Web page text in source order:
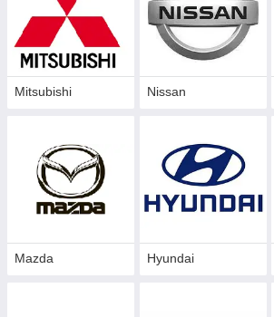
Mitsubishi Nissan
Mazda Hyundai